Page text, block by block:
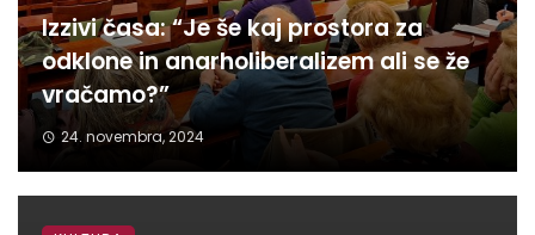
Izzivi časa: “Je še kaj prostora za
odklone in anarholiberalizem ali se že
vračamo?”
24. novembra, 2024